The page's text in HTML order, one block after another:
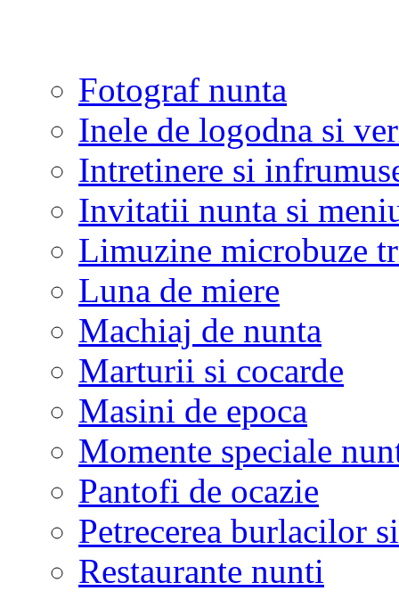
Fotograf nunta
Inele de logodna si
Intretinere si
Invitatii nunta si
Limuzine microbuze
Luna de miere
Machiaj de nunta
Marturii si cocarde
Masini de epoca
Momente speciale
Pantofi de ocazie
Petrecerea burlacilor
Restaurante nunti